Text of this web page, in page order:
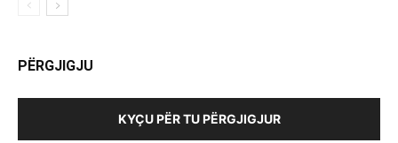
PËRGJIGJU
KYÇU PËR TU PËRGJIGJUR